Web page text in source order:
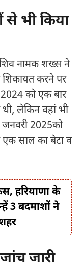
भी किया
नामक शख्स ने
करने पर
को एक बार
लेकिन वहां भी
2025को
एक साल का बेटा व
हरियाणा के
3 बदमाशों ने
जारी